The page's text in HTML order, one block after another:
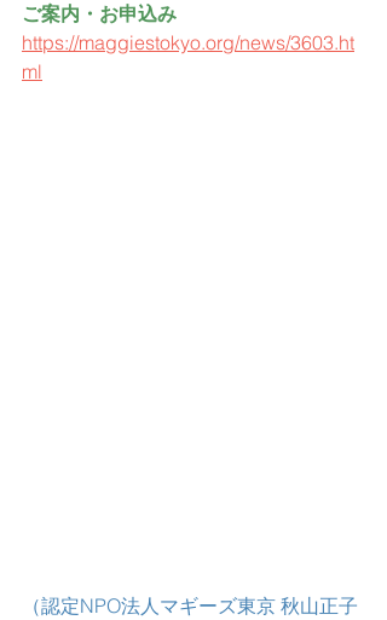
ご案内・お申込み
https://maggiestokyo.org/news/3603.ht
ml
（認定NPO法人マギーズ東京 秋山正子